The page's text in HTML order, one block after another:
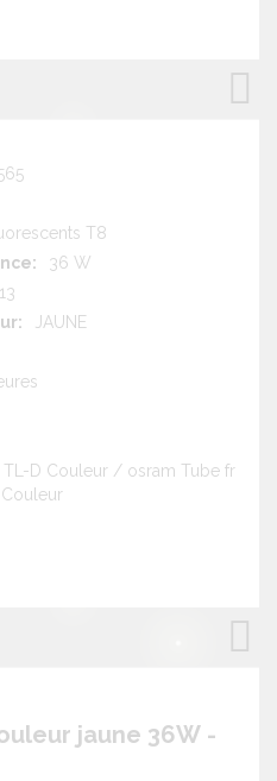
T8
36 W
JAUNE
TL-D Couleur / osram Tube fr
jaune 36W -